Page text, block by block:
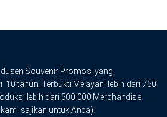
Souvenir Promosi yang
10 tahun, Terbukti Melayani lebih dari 750
lebih dari 500.000 Merchandise
sajikan untuk Anda).